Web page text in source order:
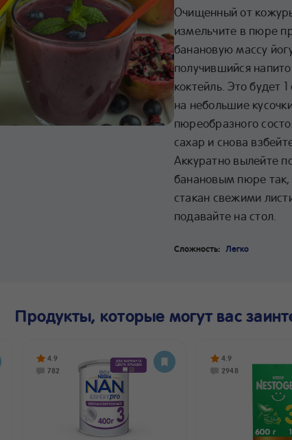
Очищенный от
измельчите в пюре
банановую массу
получившийся
коктейль. Это будет
на небольшие
пюреобразного
сахар и снова
Аккуратно вылейте
банановым пюре так,
стакан свежими
подавайте на стол.
Сложность: Легко
Продукты, которые могут вас
4.9
782
4.9
2948